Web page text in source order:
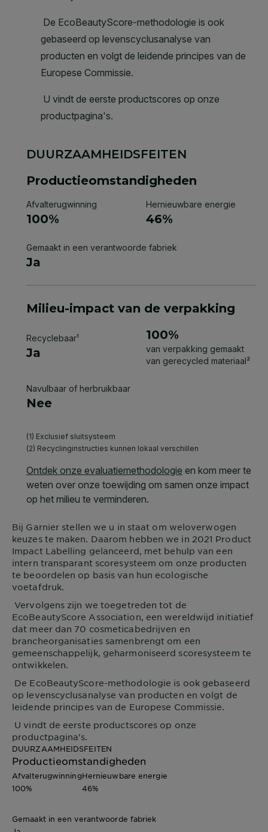
Bij Garnier stellen we u in staat om weloverwogen
keuzes te maken. Daarom hebben we in 2021 Product
Impact Labelling gelanceerd, met behulp van een
intern transparant scoresysteem om onze producten
te beoordelen op basis van hun ecologische
voetafdruk.
Vervolgens zijn we toegetreden tot de
EcoBeautyScore Association, een wereldwijd initiatief
dat meer dan 70 cosmeticabedrijven en
brancheorganisaties samenbrengt om een
gemeenschappelijk, geharmoniseerd scoresysteem te
ontwikkelen.
De EcoBeautyScore-methodologie is ook gebaseerd
op levenscyclusanalyse van producten en volgt de
leidende principes van de Europese Commissie.
U vindt de eerste productscores op onze
productpagina's.
DUURZAAMHEIDSFEITEN
Productieomstandigheden
Afvalterugwinning
100%
Hernieuwbare energie
46%
Gemaakt in een verantwoorde fabriek